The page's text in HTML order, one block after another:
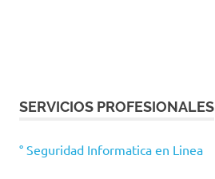
SERVICIOS PROFESIONALES
° Seguridad Informatica en Linea